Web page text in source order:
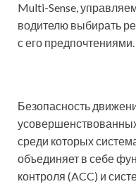
Multi-Sense,
водителю выбирать
с его предпочтениями.
Безопасность
среди которых
объединяет в себе
контроля (ACC) и